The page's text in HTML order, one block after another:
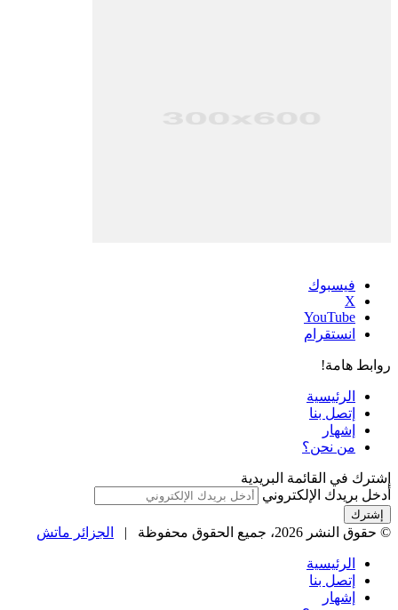
فيسبوك
‫X
‫YouTube
انستقرام
روابط هامة!
الرئيسية
إتصل بنا
إشهار
من نحن؟
إشترك في القائمة البريدية
أدخل بريدك الإلكتروني
© حقوق النشر 2026، جميع الحقوق محفوظة | الجزائر ماتش
الرئيسية
إتصل بنا
إشهار